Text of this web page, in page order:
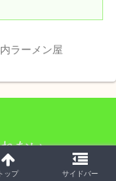
ラーメン屋
ない
ない.
トップ サイドバー